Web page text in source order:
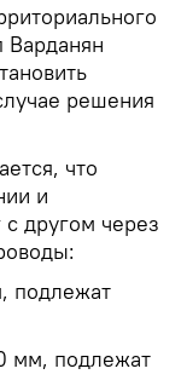
Варданян
решения
что
и
другом через
подлежат
мм, подлежат